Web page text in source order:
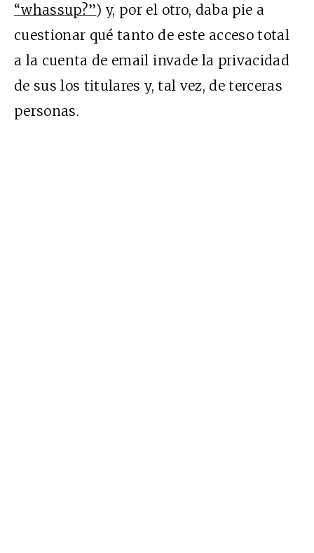
“whassup?”) y, por el otro, daba pie a
cuestionar qué tanto de este acceso total
a la cuenta de email invade la privacidad
de sus los titulares y, tal vez, de terceras
personas.